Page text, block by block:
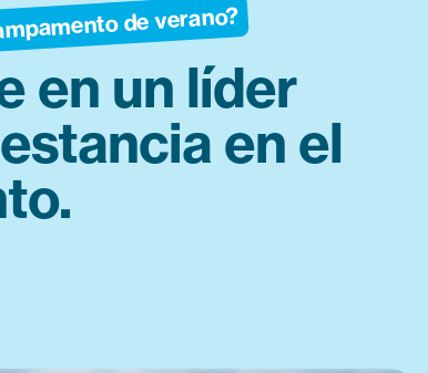
de verano?
en un líder
en el